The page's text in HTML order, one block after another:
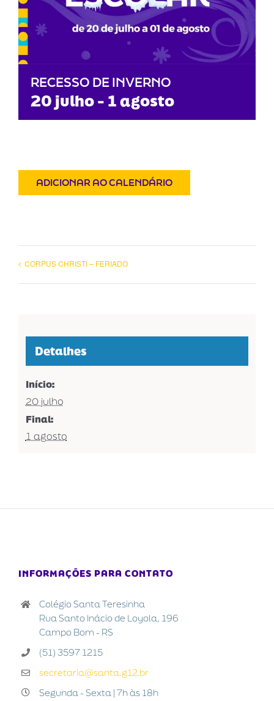
RECESSO DE INVERNO
20 julho- 1 agosto
ADICIONAR AO CALENDÁRIO
CORPUS CHRISTI – FERIADO
Detalhes
Início:
20 julho
Final:
1 agosto
INFORMAÇÕES PARA CONTATO
Colégio Santa Teresinha
Rua Santo Inácio de Loyola, 196
Campo Bom - RS
(51) 3597 1215
secretaria@santa.g12.br
Segunda - Sexta | 7h às 18h